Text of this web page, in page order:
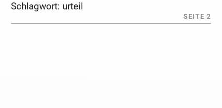
Schlagwort: urteil
SEITE 2